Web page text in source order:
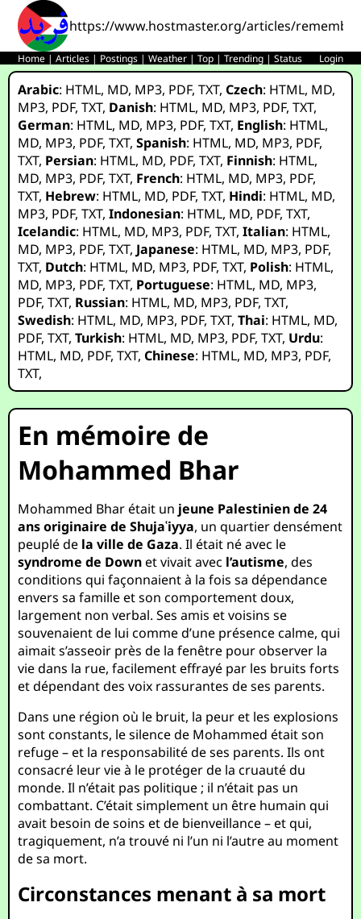
https://www.hostmaster.org/articles/
Home |Articles | Postings |Weather |Top |Trending |Status Login
Arabic: HTML, MD, MP3, PDF,TXT,Czech: HTML, MD,
MP3, PDF,TXT, Danish: HTML, MD, MP3, PDF,TXT,
German: HTML, MD, MP3, PDF,TXT, English: HTML,
MD, MP3, PDF,TXT,Spanish: HTML, MD, MP3, PDF,
TXT, Persian: HTML, MD, PDF,TXT, Finnish: HTML,
MD, MP3, PDF,TXT, French: HTML, MD, MP3, PDF,
TXT, Hebrew: HTML, MD, PDF,TXT, Hindi: HTML, MD,
MP3, PDF,TXT,Indonesian: HTML, MD, PDF,TXT,
Icelandic: HTML, MD, MP3, PDF,TXT,Italian: HTML,
MD, MP3, PDF,TXT, Japanese: HTML, MD, MP3, PDF,
TXT, Dutch: HTML, MD, MP3, PDF,TXT, Polish: HTML,
MD, MP3, PDF,TXT, Portuguese: HTML, MD, MP3,
PDF,TXT, Russian: HTML, MD, MP3, PDF,TXT,
Swedish: HTML, MD, MP3, PDF,TXT,Thai: HTML, MD,
PDF,TXT,Turkish: HTML, MD, MP3, PDF,TXT, Urdu:
HTML, MD, PDF,TXT,Chinese: HTML, MD, MP3, PDF,
TXT,
En mémoire de
Mohammed Bhar
Mohammed Bhar était un jeune Palestinien de 24
ans originaire de Shujaʿiyya, un quartier densément
peuplé de la ville de Gaza. Il était né avec le
syndrome de Downet vivait avec l’autisme, des
conditions qui façonnaient à la fois sa dépendance
envers sa famille et son comportement doux,
largement non verbal. Ses amis et voisins se
souvenaient de lui comme d’une présence calme, qui
aimait s’asseoir près de la fenêtre pour observer la
vie dans la rue, facilement effrayé par les bruits forts
et dépendant des voix rassurantes de ses parents.
Dans une région où le bruit, la peur et les explosions
sont constants, le silence de Mohammed était son
refuge – et la responsabilité de ses parents. Ils ont
consacré leur vie à le protéger de la cruauté du
monde. Il n’était pas politique ; il n’était pas un
combattant. C’était simplement un être humain qui
avait besoin de soins et de bienveillance – et qui,
tragiquement, n’a trouvé ni l’un ni l’autre au moment
de sa mort.
Circonstances menant à sa mort